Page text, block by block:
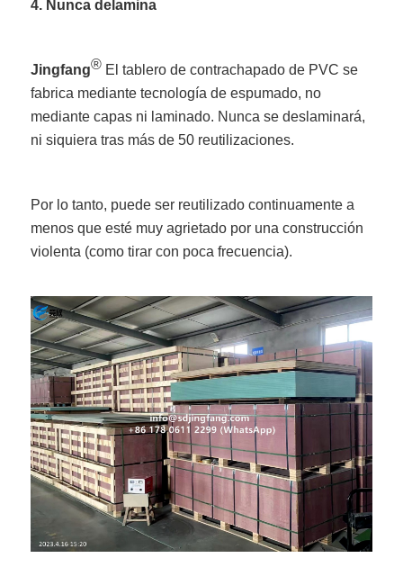
4. Nunca delamina
Jingfang® El tablero de contrachapado de PVC se
fabrica mediante tecnología de espumado, no
mediante capas ni laminado. Nunca se deslaminará,
ni siquiera tras más de 50 reutilizaciones.
Por lo tanto, puede ser reutilizado continuamente a
menos que esté muy agrietado por una construcción
violenta (como tirar con poca frecuencia).